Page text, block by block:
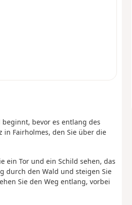
bevor es entlang des
in Fairholmes, den Sie über die
ein Tor und ein Schild sehen, das
durch den Wald und steigen Sie
Sie den Weg entlang, vorbei